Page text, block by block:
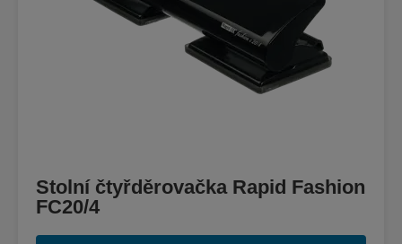
Stolní čtyřděrovačka Rapid Fashion
FC20/4